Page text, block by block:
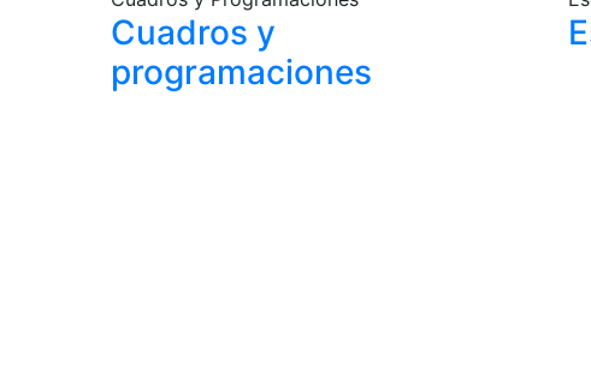
Cuadros y
programaciones